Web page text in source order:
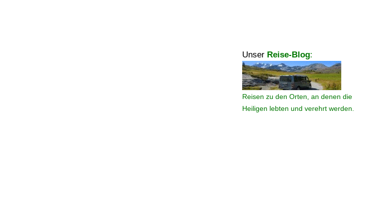
Unser Reise-Blog:
Reisen zu den Orten, an denen die
Heiligen lebten und verehrt werden.